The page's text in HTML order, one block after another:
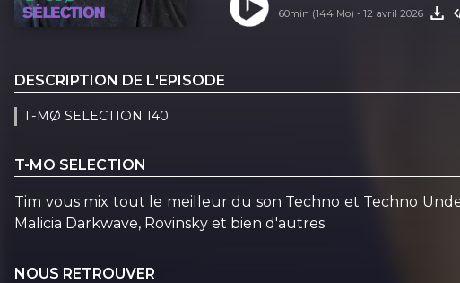
60min (144 Mo) - 12 avril 2026
DESCRIPTION DE L'EPISODE
T-MØ SELECTION 140
T-MO SELECTION
Tim vous mix tout le meilleur du son Techno et Techno
Malicia Darkwave, Rovinsky et bien d'autres
NOUS RETROUVER